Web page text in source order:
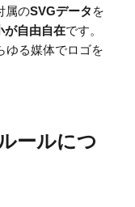
属のSVGデータ を
が自由自在です。
ゆる媒体でロゴを
ールにつ